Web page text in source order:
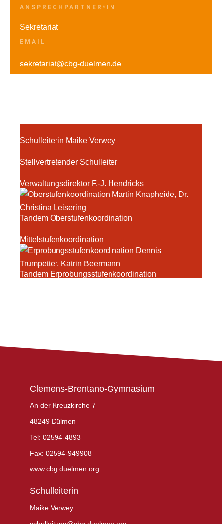
ANSPRECHPARTNER*IN
Sekretariat
EMAIL
sekretariat@cbg-duelmen.de
Schulleiterin Maike Verwey
Stellvertretender Schulleiter
Verwaltungsdirektor F.-J. Hendricks
Tandem Oberstufenkoordination
Mittelstufenkoordination
Tandem Erprobungsstufenkoordination
Clemens-Brentano-Gymnasium
An der Kreuzkirche 7
48249 Dülmen
Tel: 02594-4893
Fax: 02594-949908
www.cbg.duelmen.org
Schulleiterin
Maike Verwey